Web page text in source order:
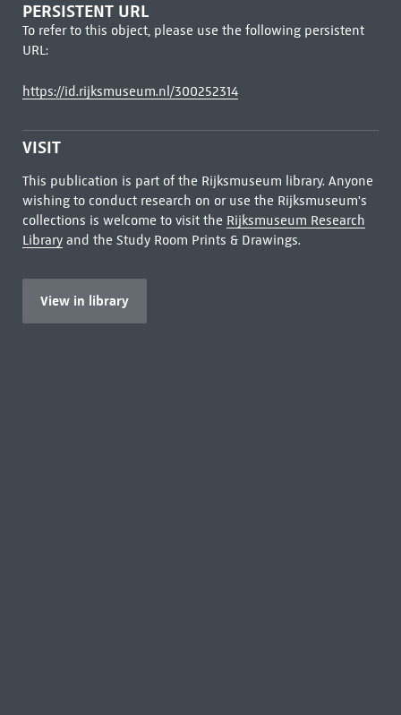
PERSISTENT URL
To refer to this object, please use the following persistent
URL:
https://id.rijksmuseum.nl/300252314
VISIT
This publication is part of the Rijksmuseum library. Anyone
wishing to conduct research on or use the Rijksmuseum's
collections is welcome to visit the Rijksmuseum Research
Libraryand the Study Room Prints & Drawings.
View in library